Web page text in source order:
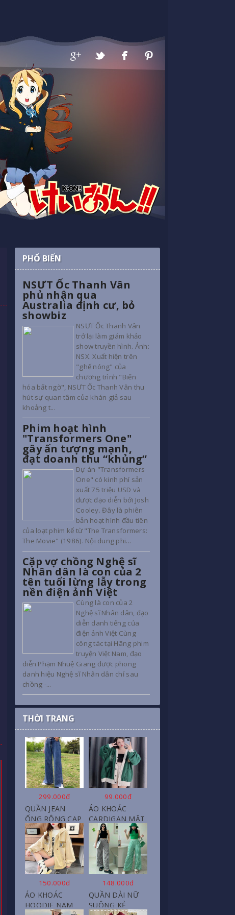
PHỔ BIẾN
NSƯT Ốc Thanh Vân
phủ nhận qua
Australia định cư, bỏ
showbiz
NSƯT Ốc Thanh Vân
trở lại làm giám khảo
show truyền hình. Ảnh:
NSX. Xuất hiện trên
"ghế nóng" của
chương trình "Biến
hóa bất ngờ", NSƯT Ốc Thanh Vân thu
hút sự quan tâm của khán giả sau
khoảng t...
Phim hoạt hình
"Transformers One"
gây ấn tượng mạnh,
đạt doanh thu “khủng”
Dự án "Transformers
One" có kinh phí sản
xuất 75 triệu USD và
được đạo diễn bởi Josh
Cooley. Đây là phiên
bản hoạt hình đầu tiên
của loạt phim kể từ "The Transformers:
The Movie" (1986). Nội dung phi...
Cặp vợ chồng Nghệ sĩ
Nhân dân là con của 2
tên tuổi lừng lẫy trong
nền điện ảnh Việt
Cùng là con của 2
Nghệ sĩ Nhân dân, đạo
diễn danh tiếng của
điện ảnh Việt Cùng
công tác tại Hãng phim
truyện Việt Nam, đạo
diễn Phạm Nhuệ Giang được phong
danh hiệu Nghệ sĩ Nhân dân chỉ sau
chồng -...
THỜI TRANG
299.000đ
QUẦN JEAN
ỐNG RỘNG CẠP
CAO, DÀI XẺ
GẤU PHONG
CÁCH J6
99.000đ
ÁO KHOÁC
CARDIGAN MẶT
CƯỜI NỮ CHẤT
NỈ COTTON
150.000đ
ÁO KHOÁC
HOODIE NAM
148.000đ
QUẦN DÀI NỮ
SUÔNG KẺ